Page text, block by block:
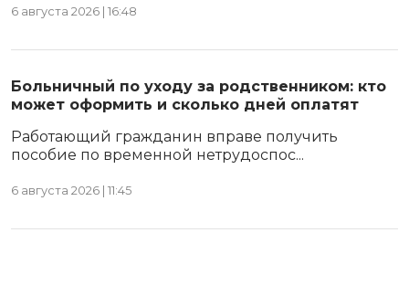
6 августа 2026 | 16:48
Больничный по уходу за родственником: кто
может оформить и сколько дней оплатят
Работающий гражданин вправе получить
пособие по временной нетрудоспос...
6 августа 2026 | 11:45